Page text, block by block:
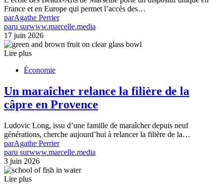
France et en Europe qui permet l’accès des…
parAgathe Perrier
paru surwww.marcelle.media
17 juin 2026
Lire plus
Économie
Un maraîcher relance la filière de la
câpre en Provence
Ludovic Long, issu d’une famille de maraîcher depuis neuf
générations, cherche aujourd’hui à relancer la filière de la…
parAgathe Perrier
paru surwww.marcelle.media
3 juin 2026
Lire plus